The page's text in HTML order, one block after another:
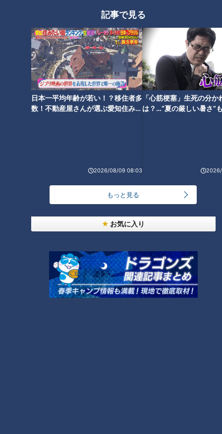
記事で見る
日本一平均年齢が若い！？移住者多
数！不動産屋さんが選ぶ愛知住みた
2026/08/09 08:03
「心筋梗塞」生死の分か
は？…“夏の厳しい暑さ”
もっと見る
お気に入り
球団初の連覇を達成した11年は首位スワローズとの最大10ゲー
ム差をひっくり返しての優勝。そのきっかけとなったのはこの
試合の勝利であり、さらに突き詰めれば荒木選手の神懸かった
ヘッドスライディングでもぎ取った1点だったことは間違いな
いでしょう。優勝争いの最中に発表された落合監督の退任。そ
の翌日に荒木選手が現役最高と挙げたプレーについて、落合元
監督は次のように振り返っていました。
りたいようにやった。でも、アレだけは凄いと思う。飛んでる
もんな（笑）」
任が決まっていたとしてもケガを伴うプレーをした荒木選手の
ん。そうしなかった、させなかったのが、あのプレーの真の凄
さではないでしょうか。あの落合博満を認めさせるほどのプレ
ーだったということなのだと思うのです。